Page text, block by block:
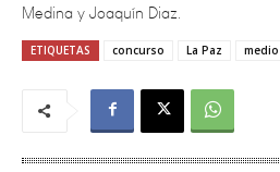
ETIQUETAS concurso La Paz